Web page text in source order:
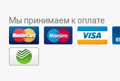
Мы принимаем к оплате